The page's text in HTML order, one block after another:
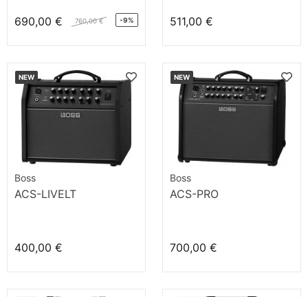
690,00 € 760,00 € -9% 511,00 €
NEW
Boss
ACS-LIVELT
400,00 €
NEW
Boss
ACS-PRO
700,00 €